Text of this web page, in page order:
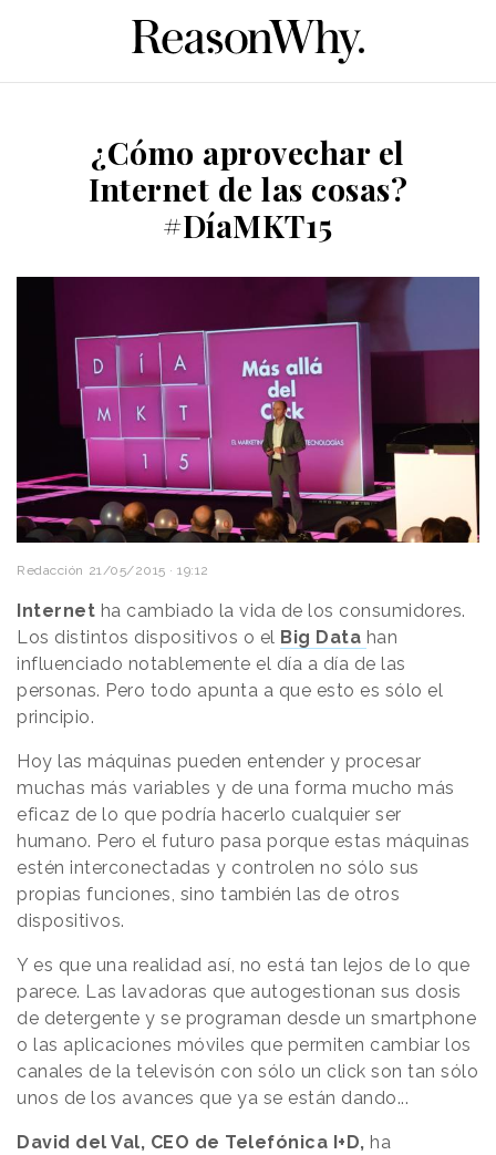
¿Cómo aprovechar el
Internet de las cosas?
#DíaMKT15
Redacción 21/05/2015 · 19:12
Internet ha cambiado la vida de los consumidores.
Los distintos dispositivos o el Big Data han
influenciado notablemente el día a día de las
personas. Pero todo apunta a que esto es sólo el
principio.
Hoy las máquinas pueden entender y procesar
muchas más variables y de una forma mucho más
eficaz de lo que podría hacerlo cualquier ser
humano. Pero el futuro pasa porque estas máquinas
estén interconectadas y controlen no sólo sus
propias funciones, sino también las de otros
dispositivos.
Y es que una realidad así, no está tan lejos de lo que
parece. Las lavadoras que autogestionan sus dosis
de detergente y se programan desde un smartphone
o las aplicaciones móviles que permiten cambiar los
canales de la televisón con sólo un click son tan sólo
unos de los avances que ya se están dando...
David del Val, CEO de Telefónica I+D, ha